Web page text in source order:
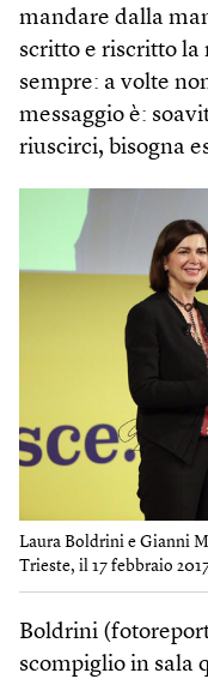
mandare dalla
scritto e riscritto la
sempre: a volte
messaggio è:
riuscirci, bisogna
Laura Boldrini e Gianni
Trieste, il 17 febbraio
Boldrini
scompiglio in sala